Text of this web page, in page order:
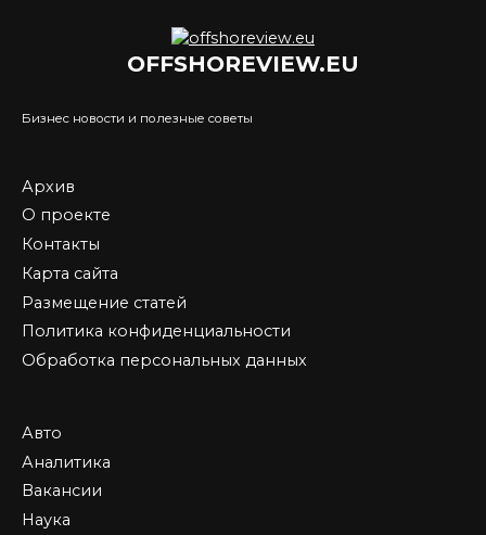
OFFSHOREVIEW.EU
Бизнес новости и полезные советы
Архив
О проекте
Контакты
Карта сайта
Размещение статей
Политика конфиденциальности
Обработка персональных данных
Авто
Аналитика
Вакансии
Наука